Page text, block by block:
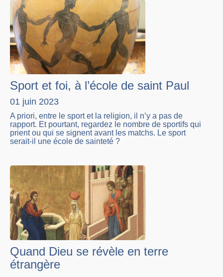
Sport et foi, à l’école de saint Paul
01 juin 2023
A priori, entre le sport et la religion, il n’y a pas de
rapport. Et pourtant, regardez le nombre de sportifs qui
prient ou qui se signent avant les matchs. Le sport
serait-il une école de sainteté ?
Quand Dieu se révèle en terre
étrangère